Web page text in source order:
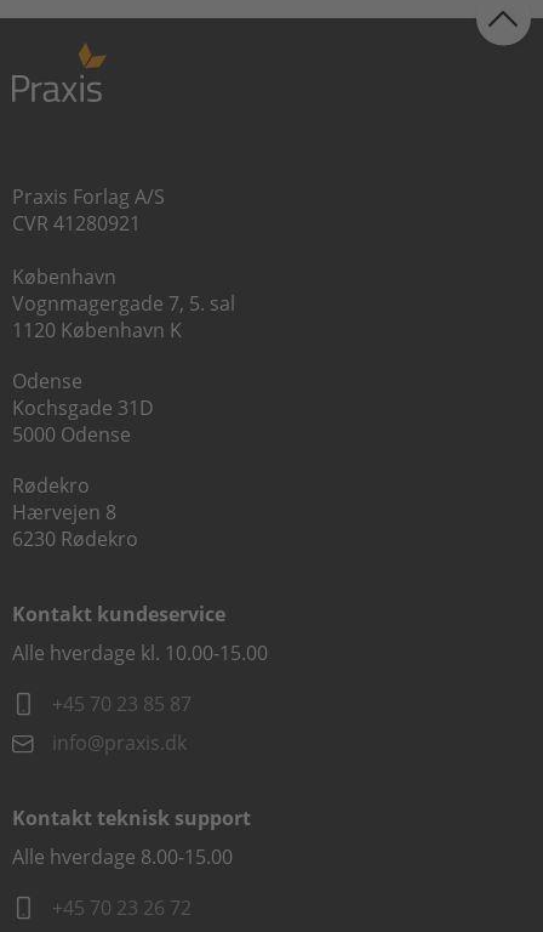
Praxis Forlag A/S
CVR 41280921
København
Vognmagergade 7, 5. sal
1120 København K
Odense
Kochsgade 31D
5000 Odense
Rødekro
Hærvejen 8
6230 Rødekro
Kontakt kundeservice
Alle hverdage kl. 10.00-15.00
+45 70 23 85 87
info@praxis.dk
Kontakt teknisk support
Alle hverdage 8.00-15.00
+45 70 23 26 72